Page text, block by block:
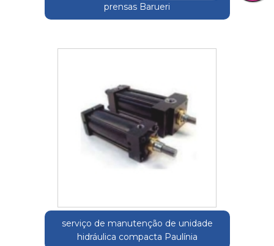
prensas Barueri
serviço de manutenção de unidade
hidráulica compacta Paulínia